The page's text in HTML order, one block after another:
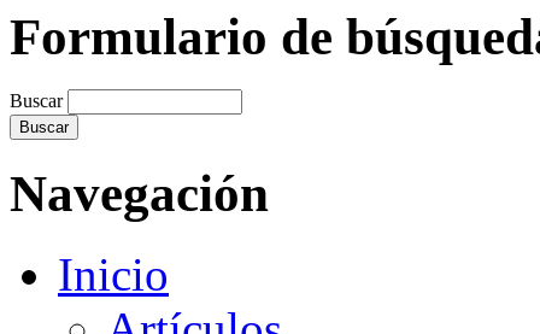
Formulario de
Buscar
Navegación
Inicio